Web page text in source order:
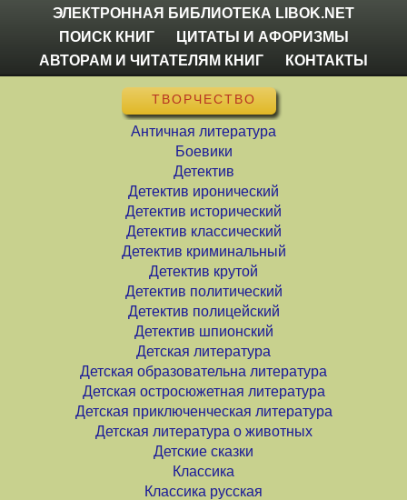
ЭЛЕКТРОННАЯ БИБЛИОТЕКА LIBOK.NET
ПОИСК КНИГ
ЦИТАТЫ И АФОРИЗМЫ
АВТОРАМ И ЧИТАТЕЛЯМ КНИГ
КОНТАКТЫ
ТВОРЧЕСТВО
Античная литература
Боевики
Детектив
Детектив иронический
Детектив исторический
Детектив классический
Детектив криминальный
Детектив крутой
Детектив политический
Детектив полицейский
Детектив шпионский
Детская литература
Детская образовательна литература
Детская остросюжетная литература
Детская приключенческая литература
Детская литература о животных
Детские сказки
Классика
Классика русская